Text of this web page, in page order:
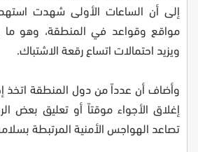
إلى أن الساعات الأولى شهدت
مواقع وقواعد في المنطقة، وهو ما
ويزيد احتمالات اتساع رقعة الاشتباك.
وأضاف أن عدداً من دول المنطقة اتخذ
إغلاق الأجواء موقتاً أو تعليق بعض
تصاعد الهواجس الأمنية المرتبطة